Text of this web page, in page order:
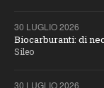
30 LUGLIO 2026
Biocarburanti: di
Sileo
30 LUGLIO 2026